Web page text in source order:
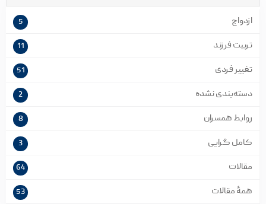
ازدواج 5
تربیت فرزند 11
تغییر فردی 51
دسته‌بندی نشده 2
روابط همسران 8
کامل گرایی 3
مقالات 64
همۀ مقالات 53